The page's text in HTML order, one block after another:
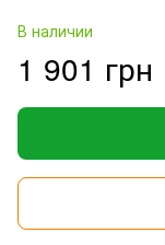
В наличии
1 901 грн